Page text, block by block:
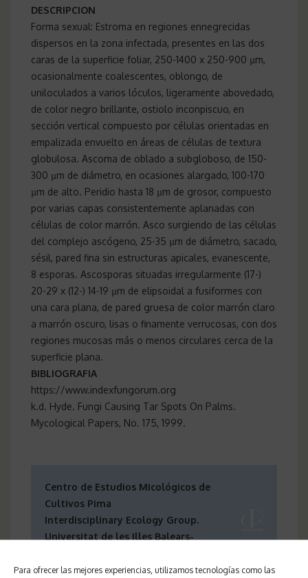
Para ofrecer las mejores experiencias, utilizamos tecnologías como las
DESCRIPCION
Forma sexual: Estroma en regiones ennegrecidas
dispersos en la zona infectada, presentes en las dos
caras de la superficie foliar, 250-1400 x 250-900 µm,
ocasionalmente coalescentes, oblongo, de
uniloculados a varios lóculos, ligeramente abovedado,
de color negro brillante, ostiolo inconpiscuo, en
sección vertical compuesto por células orientadas en
empalizada envuelto en áreas de células de textura
globulosa. Ascoma de oblado a subgloboso, de 150-
300 µm de diámetro, en ocasiones alargado, 100-170
µm de alto. Peridio hasta 18 µm de grosor, compuesto
por varias capas consistentemente aplanadas con
células de color marrón. Asco surgiendo de las células
del complejo ascógeno, 25-35 µm de diámetro, sacado,
sésil, pared fina sin estructuras apicales, evanescente,
8 esporas. Ascosporas situadas irregularmente (17-)
20-29 x (12-) 14-19 µm de elipsoidal a fusiformes con
una cara plana, de pared gruesa de color marrón claro
a marrón oscuro, lisas o finamente verrucosas, con dos
regiones mucosas más o menos circulares cerca de la
superficie plana.
BIBLIOGRAFIA
https://www.indexfungorum.org
k.d. Hyde. Fungi Causing Tar Spots On Palms.
Mycological Papers, No. 175, 1999.
Centro de Estudios Micológicos de
Cultivos Pima
Interdisciplinary Ecology Group.
Universitat de les Illes Balears-